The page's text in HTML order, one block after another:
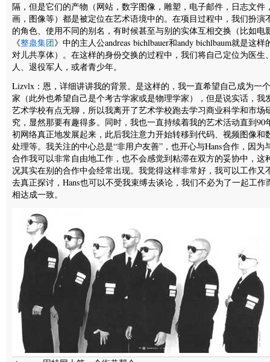
隔，但是它们的产物（网站，数字图像，雕塑，电子邮件，日志文件
画，图像等）都是被定位在艺术语境中的。在项目过程中，我们扮演
的角色、使用不同的别名，有时候甚至与别的实体互相交换（比如电
《整蛊集团》中的主人公andreas bichlbauer和andy bichlbaum就是这样
对儿共享体）。在这样的身份交换的过程中，我们将自己定位为医生
人、退役军人，或者青少年。
Lizvlx：恩，详细讲讲我的背景。是这样的，我一直希望自己成为一
家（此外也希望自己是个考古学家或是物理学家），但是说实话，我
艺术学校有点无聊，所以我离开了艺术学校跑去学习商业科学和市场
究，显然那要有趣得多。同时，我也一直持续着我的艺术活动直到90
初网络真正地发展起来，此后我注意力开始转移到代码、视频图像和
处理等。我关注的中心总是“非用户友善”，也开心与Hans合作，因为
合作我可以非常自由地工作，也不会感觉到粘滞在双方的妥协中，这
况其实在别的合作中会经常出现。我觉得这样非常好，我可以工作又
去真正探讨，Hans也可以不受我束缚去谈论，我们不必为了一起工作
相达成一致。